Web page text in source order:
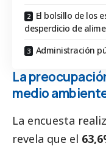
El bolsillo de los
desperdicio de
Administración
La
medio
La encuesta
revela que el